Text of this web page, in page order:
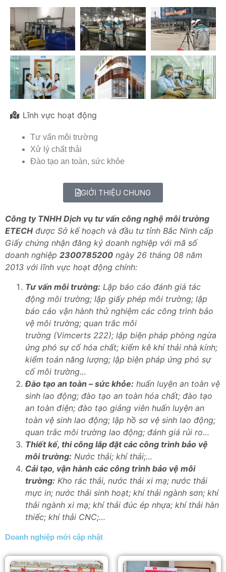
Lĩnh vực hoạt động
Tư vấn môi trường
Xử lý chất thải
Đào tạo an toàn, sức khỏe
GIỚI THIỆU CHUNG
Công ty TNHH Dịch vụ tư vấn công nghệ môi trường
ETECH được Sở kế hoạch và đầu tư tỉnh Bắc Ninh cấp
Giấy chứng nhận đăng ký doanh nghiệp với mã số
doanh nghiệp 2300785200 ngày 26 tháng 08 năm
2013 với lĩnh vực hoạt động chính:
Tư vấn môi trường: Lập báo cáo đánh giá tác
động môi trường; lập giấy phép môi trường; lập
báo cáo vận hành thử nghiệm các công trình bảo
vệ môi trường; quan trắc môi
trường (Vimcerts 222); lập biện pháp phòng ngừa
ứng phó sự cố hóa chất; kiểm kê khí thải nhà kính;
kiểm toán năng lượng; lập biện pháp ứng phó sự
cố môi trường…
Đào tạo an toàn – sức khỏe: huấn luyện an toàn vệ
sinh lao động; đào tạo an toàn hóa chất; đào tạo
an toàn điện; đào tạo giảng viên huấn luyện an
toàn vệ sinh lao động; lập hồ sơ vệ sinh lao động;
quan trắc môi trường lao động; đánh giá rủi ro…
Thiết kế, thi công lắp đặt các công trình bảo vệ
môi trường: Nước thải; khí thải;…
Cải tạo, vận hành các công trình bảo vệ môi
trường: Kho rác thải, nước thải xi mạ; nước thải
mực in; nước thải sinh hoạt; khí thải ngành sơn; khí
thải ngành xi mạ; khí thải đúc ép nhựa; khí thải hàn
thiếc; khí thải CNC;…
Doanh nghiệp mới cập nhật